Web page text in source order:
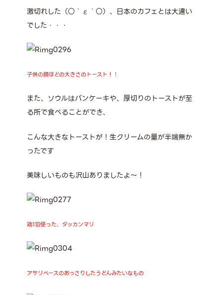
激切れした（○｀ε´○）、日本のカフェとは大違い
でした・・・
子供の顔ほどの大きさのトースト！！
また、ソウルはパンケーキや、厚切りのトーストが至
る所で食べることができ、
こんな大きなトーストが！生クリームの量が半端無か
ったです
美味しいものも沢山ありましたよ～！
鶏1羽使った、タッカンマリ
アサリベースのあっさりしたうどんみたいなもの